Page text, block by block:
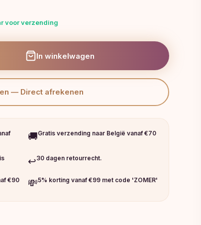
voor verzending
In winkelwagen
— Direct afrekenen
🚚Gratis verzending naar België vanaf €70
↩️30 dagen retourrecht.
€90 💸5% korting vanaf €99 met code 'ZOMER'